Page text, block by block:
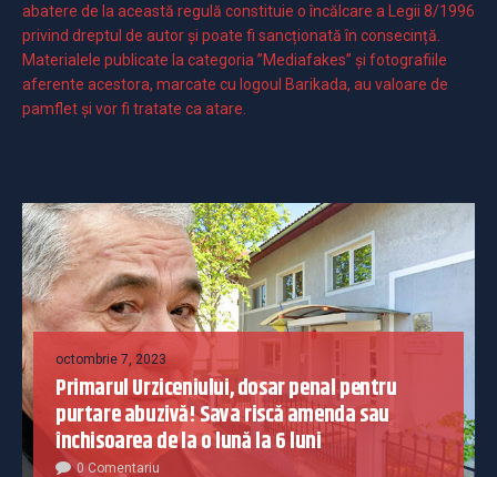
abatere de la această regulă constituie o încălcare a Legii 8/1996
privind dreptul de autor și poate fi sancționată în consecință.
Materialele publicate la categoria ”Mediafakes” și fotografiile
aferente acestora, marcate cu logoul Barikada, au valoare de
pamflet și vor fi tratate ca atare.
octombrie 7, 2023
Primarul Urziceniului, dosar penal pentru
purtare abuzivă! Sava riscă amenda sau
închisoarea de la o lună la 6 luni
0 Comentariu